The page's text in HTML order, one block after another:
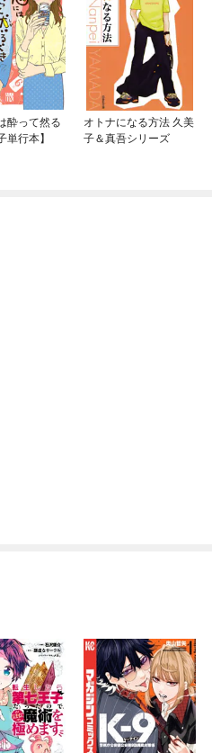
酔って然る
単行本】
オトナになる方法 久美
子＆真吾シリーズ